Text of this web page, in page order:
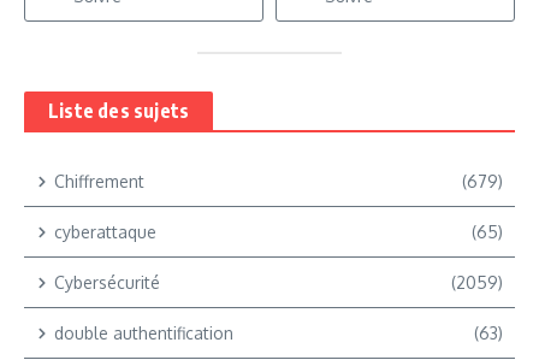
Liste des sujets
Chiffrement (679)
cyberattaque (65)
Cybersécurité (2059)
double authentification (63)